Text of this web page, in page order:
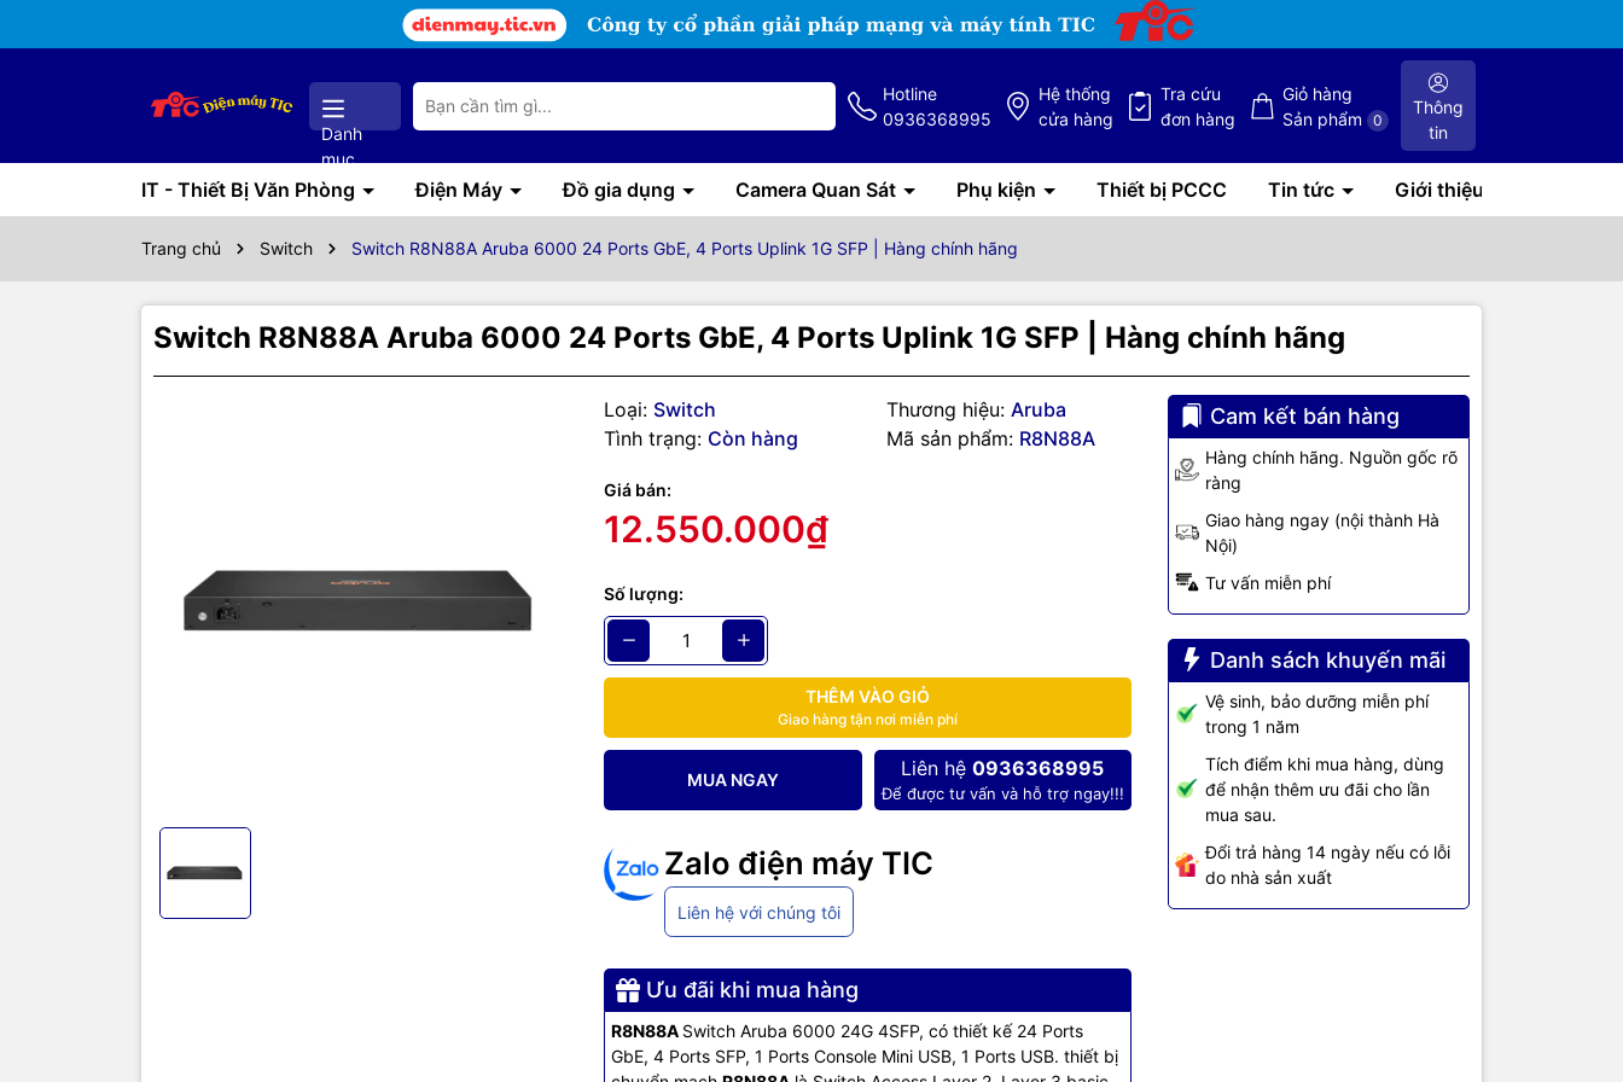
Danh
mục
Hotline
0936368995
Hệ thống
cửa hàng
Tra cứu
đơn hàng
Giỏ hàng
Sản phẩm
0
Thông
tin
IT - Thiết Bị Văn Phòng Điện Máy Đồ gia dụng Camera Quan Sát Phụ kiện Thiết bị PCCC Tin tức Giới thiệu
Trang chủ Switch Switch R8N88A Aruba 6000 24 Ports GbE, 4 Ports Uplink 1G SFP | Hàng chính hãng
Switch R8N88A Aruba 6000 24 Ports GbE, 4 Ports Uplink 1G SFP | Hàng chính hãng
Loại: Switch Thương hiệu: Aruba
Tình trạng: Còn hàng Mã sản phẩm: R8N88A
Giá bán:
12.550.000₫
Số lượng:
THÊM VÀO GIỎ
Giao hàng tận nơi miễn phí
MUA NGAY Liên hệ0936368995
Để được tư vấn và hỗ trợ ngay!!!
Zalo điện máy TIC
Liên hệ với chúng tôi
Ưu đãi khi mua hàng
R8N88A Switch Aruba 6000 24G 4SFP, có thiết kế 24 Ports
GbE, 4 Ports SFP, 1 Ports Console Mini USB, 1 Ports USB. thiết bị
Cam kết bán hàng
Hàng chính hãng. Nguồn gốc rõ
ràng
Giao hàng ngay (nội thành Hà
Nội)
Tư vấn miễn phí
Danh sách khuyến mãi
Vệ sinh, bảo dưỡng miễn phí
trong 1 năm
Tích điểm khi mua hàng, dùng
để nhận thêm ưu đãi cho lần
mua sau.
Đổi trả hàng 14 ngày nếu có lỗi
do nhà sản xuất
Thông số kỹ thuật
HP Aruba 6000 24G 4SFP Switch R8N88A
- Ports: 24x ports 10/100/1000BASE-T Ports, 4x 1G SFP ports, 1x USB-C Console Port, 1x
USB Type-A Host port.
- Power supplies: Fixed power supply.
- Memory and Flash: 4GB DDR3, 16GB eMMC.
- Packet Buffer: 12.38MB (4.5MB Ingress/7.875MB Egress).
- Throughput Capacity: 41.6Mpps.
- Average Latency (LIFO-64-bytes packets): 1Gbps: 1.5μSec.
- Operating Temperature: 32°F to 113°F (0°C to 45°C) up to 5000ft (1.5km) derate -1°C for
every 1000ft (305m) from 5000ft (1.5km) to 10000ft (3.0km).
- Frequency 50 / 60 Hz